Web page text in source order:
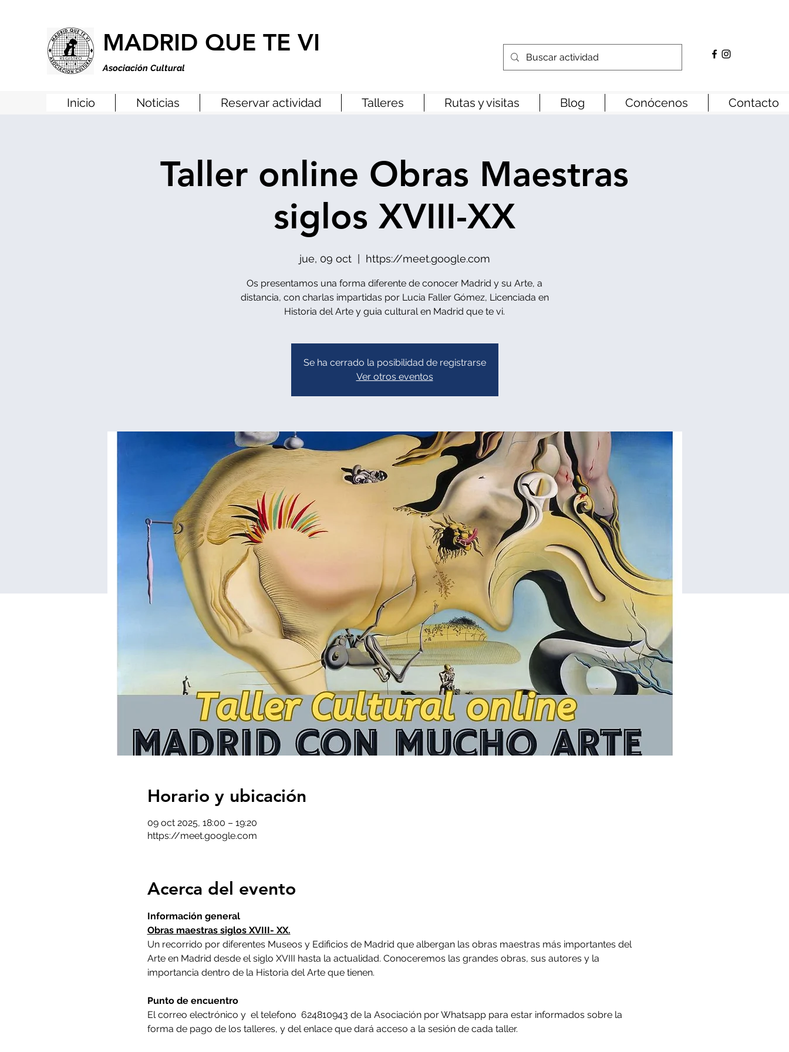
MADRID QUE TE VI
Asociación Cultural
Inicio Noticias Reservar actividad Talleres Rutas y visitas Blog Conócenos Contacto
Taller online Obras Maestras
siglos XVIII-XX
jue, 09 oct
  |
https://meet.google.com
Os presentamos una forma diferente de conocer Madrid y su Arte, a
distancia, con charlas impartidas por Lucia Faller Gómez, Licenciada en
Historia del Arte y guia cultural en Madrid que te vi.
Se ha cerrado la posibilidad de registrarse
Ver otros eventos
Horario y ubicación
09 oct 2025, 18:00 – 19:20
https://meet.google.com
Acerca del evento
Información general
Obras maestras siglos XVIII- XX.
Un recorrido por diferentes Museos y Edificios de Madrid que albergan las obras maestras más importantes del
Arte en Madrid desde el siglo XVIII hasta la actualidad. Conoceremos las grandes obras, sus autores y la
importancia dentro de la Historia del Arte que tienen.
Punto de encuentro
El correo electrónico y  el telefono  624810943 de la Asociación por Whatsapp para estar informados sobre la
forma de pago de los talleres, y del enlace que dará acceso a la sesión de cada taller.